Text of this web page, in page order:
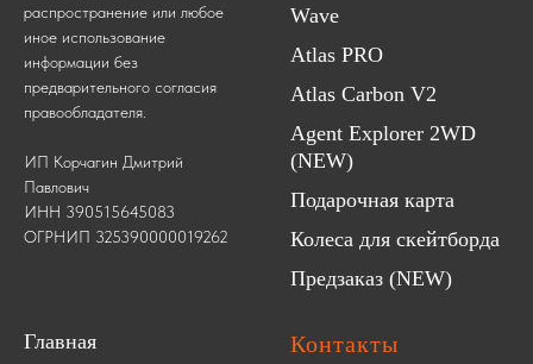
распространение или любое
иное использование
информации без
предварительного согласия
правообладателя.
ИП Корчагин Дмитрий
Павлович
ИНН 390515645083
ОГРНИП 325390000019262
Wave
Atlas PRO
Atlas Carbon V2
Agent Explorer 2WD
(NEW)
Подарочная карта
Колеса для скейтборда
Предзаказ (NEW)
Главная
Контакты